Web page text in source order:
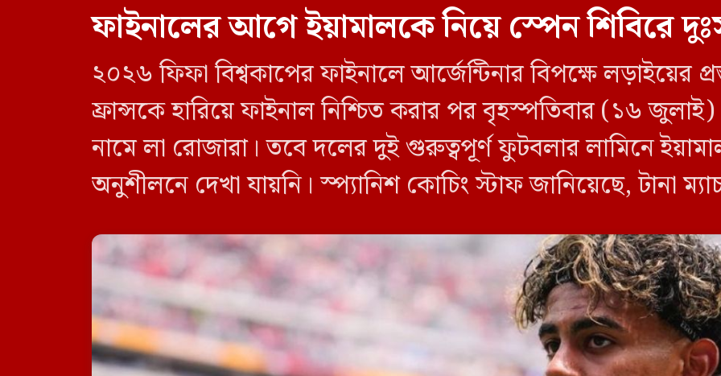
ফাইনালের আগে ইয়ামালকে নিয়ে স্পেন শিবিরে
২০২৬ ফিফা বিশ্বকাপের ফাইনালে আর্জেন্টিনার বিপক্ষে লড়াইয়ের
ফ্রান্সকে হারিয়ে ফাইনাল নিশ্চিত করার পর বৃহস্পতিবার (১৬
নামে লা রোজারা। তবে দলের দুই গুরুত্বপূর্ণ ফুটবলার লামিনে
অনুশীলনে দেখা যায়নি। স্প্যানিশ কোচিং স্টাফ জানিয়েছে, টানা
অতিরিক্ত চাপ অনুভব করায় সতর্কতামূলক […]